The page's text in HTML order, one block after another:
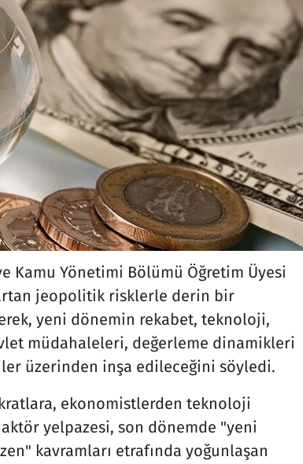
Kamu Yönetimi Bölümü Öğretim Üyesi
jeopolitik risklerle derin bir
yeni dönemin rekabet, teknoloji,
müdahaleleri, değerleme dinamikleri
üzerinden inşa edileceğini söyledi.
ekonomistlerden teknoloji
yelpazesi, son dönemde "yeni
kavramları etrafında yoğunlaşan